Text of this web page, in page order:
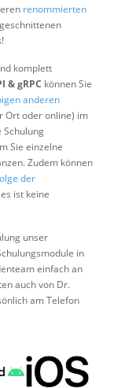
renommierten
komplett
& gRPC können Sie
anderen
Ort oder online) im
Schulung
Sie einzelne
Zudem können
der
ist keine
unser
in
einfach an
auch von Dr.
am Telefon